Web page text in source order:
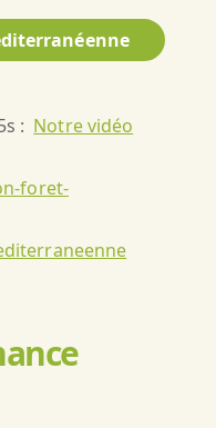
: Notre vidéo
foret-